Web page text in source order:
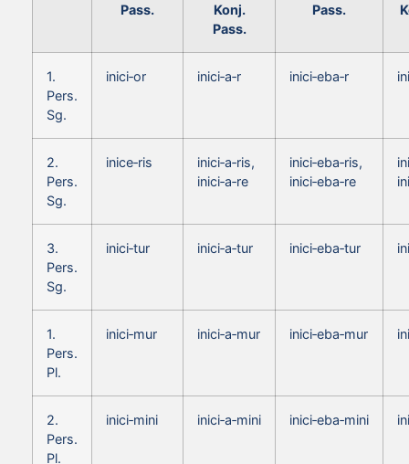
Pass.
Konj.
Pass.
Pass.
1.
Pers.
Sg.
inici‑or inici‑a‑r inici‑eba‑r
2.
Pers.
Sg.
inice‑ris
inici‑a‑ris,
inici‑a‑re
inici‑eba‑ris,
inici‑eba‑re
3.
Pers.
Sg.
inici‑tur inici‑a‑tur inici‑eba‑tur
1.
Pers.
Pl.
inici‑mur inici‑a‑mur inici‑eba‑mur
2.
Pers.
Pl.
inici‑mini inici‑a‑mini inici‑eba‑mini